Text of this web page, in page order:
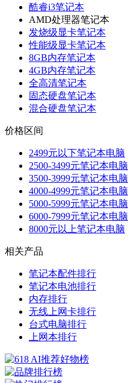
酷睿i3笔记本
AMD处理器笔记本
发烧级显卡笔记本
性能级显卡笔记本
8GB内存笔记本
4GB内存笔记本
全高清笔记本
固态硬盘笔记本
混合硬盘笔记本
价格区间
2499元以下笔记本电脑
2500-3499元笔记本电脑
3500-3999元笔记本电脑
4000-4999元笔记本电脑
5000-5999元笔记本电脑
6000-7999元笔记本电脑
8000元以上笔记本电脑
相关产品
笔记本配件排行
笔记本电池排行
内存排行
无线上网卡排行
台式电脑排行
上网本排行